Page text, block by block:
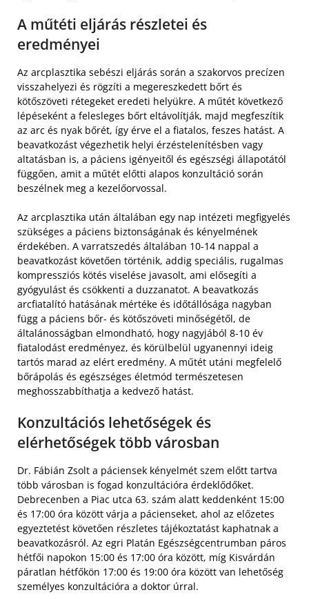
A műtéti eljárás részletei és
eredményei
Az arcplasztika sebészi eljárás során a szakorvos precízen
visszahelyezi és rögzíti a megereszkedett bőrt és
kötőszöveti rétegeket eredeti helyükre. A műtét következő
lépéseként a felesleges bőrt eltávolítják, majd megfeszítik
az arc és nyak bőrét, így érve el a fiatalos, feszes hatást. A
beavatkozást végezhetik helyi érzéstelenítésben vagy
altatásban is, a páciens igényeitől és egészségi állapotától
függően, amit a műtét előtti alapos konzultáció során
beszélnek meg a kezelőorvossal.
Az arcplasztika után általában egy nap intézeti megfigyelés
szükséges a páciens biztonságának és kényelmének
érdekében. A varratszedés általában 10-14 nappal a
beavatkozást követően történik, addig speciális, rugalmas
kompressziós kötés viselése javasolt, ami elősegíti a
gyógyulást és csökkenti a duzzanatot. A beavatkozás
arcfiatalító hatásának mértéke és időtállósága nagyban
függ a páciens bőr- és kötőszöveti minőségétől, de
általánosságban elmondható, hogy nagyjából 8-10 év
fiatalodást eredményez, és körülbelül ugyanennyi ideig
tartós marad az elért eredmény. A műtét utáni megfelelő
bőrápolás és egészséges életmód természetesen
meghosszabbíthatja a kedvező hatást.
Konzultációs lehetőségek és
elérhetőségek több városban
Dr. Fábián Zsolt a páciensek kényelmét szem előtt tartva
több városban is fogad konzultációra érdeklődőket.
Debrecenben a Piac utca 63. szám alatt keddenként 15:00
és 17:00 óra között várja a pácienseket, ahol az előzetes
egyeztetést követően részletes tájékoztatást kaphatnak a
beavatkozásról. Az egri Platán Egészségcentrumban páros
hétfői napokon 15:00 és 17:00 óra között, míg Kisvárdán
páratlan hétfőkön 17:00 és 19:00 óra között van lehetőség
személyes konzultációra a doktor úrral.